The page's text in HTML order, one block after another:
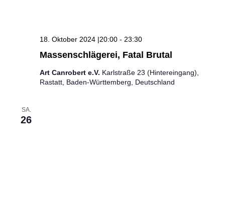
Massenschlägerei, Fatal Brutal
18. Oktober 2024 |20:00 - 23:30
Art Canrobert e.V. Karlstraße 23 (Hintereingang),
Rastatt, Baden-Württemberg, Deutschland
SA.
26